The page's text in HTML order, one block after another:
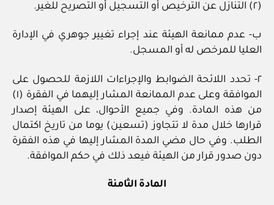
(٢) التنازل عن الترخيص أو التسجيل أو التصريح للغير.
ب- عدم ممانعة الهيئة عند إجراء تغيير جوهري في الإدارة
العليا للمرخص له أو المسجل.
٢- تحدد اللائحة الضوابط والإجراءات اللازمة للحصول على
الموافقة وعلى عدم الممانعة المشار إليهما في الفقرة (١)
من هذه المادة. وفي جميع الأحوال، على الهيئة إصدار
قرارها خلال مدة لا تتجاوز (تسعين) يوما من تاريخ اكتمال
الطلب. وفي حال مضي المدة المشار إليها في هذه الفقرة
دون صدور قرار من الهيئة فيعد ذلك في حكم الموافقة.
المادة الثامنة